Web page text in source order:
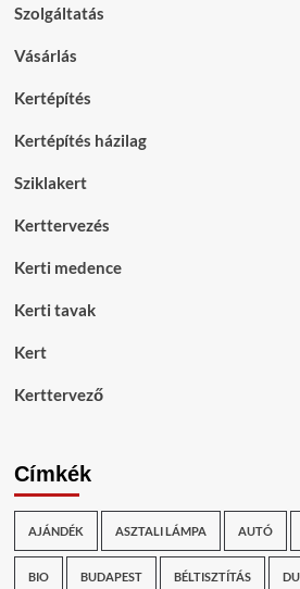
Szolgáltatás
Vásárlás
Kertépítés
Kertépítés házilag
Sziklakert
Kerttervezés
Kerti medence
Kerti tavak
Kert
Kerttervező
Címkék
AJÁNDÉK ASZTALI LÁMPA AUTÓ
BIO BUDAPEST BÉLTISZTÍTÁS